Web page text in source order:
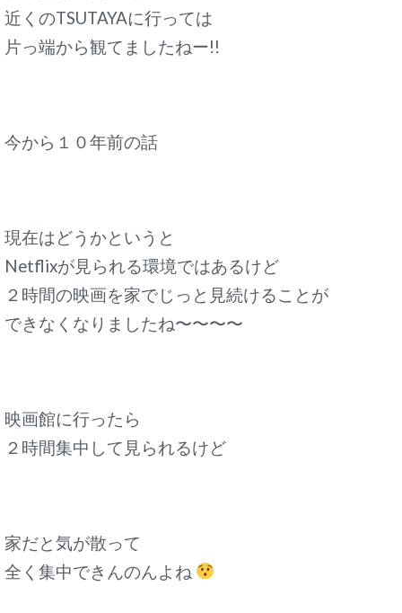
近くのTSUTAYAに行っては
片っ端から観てましたねー!!
今から１０年前の話
現在はどうかというと
Netflixが見られる環境ではあるけど
２時間の映画を家でじっと見続けることが
できなくなりましたね〜〜〜〜
映画館に行ったら
２時間集中して見られるけど
家だと気が散って
全く集中できんのんよね